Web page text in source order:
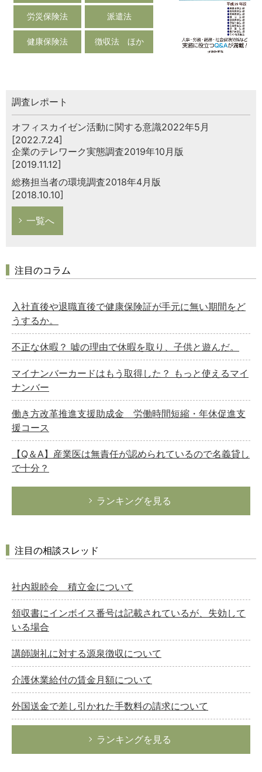
労災保険法 派遣法
健康保険法 徴収法 ほか
調査レポート
オフィスカイゼン活動に関する意識2022年5月
[2022.7.24]
企業のテレワーク実態調査2019年10月版
[2019.11.12]
総務担当者の環境調査2018年4月版
[2018.10.10]
一覧へ
注目のコラム
入社直後や退職直後で健康保険証が手元に無い期間をど
うするか。
不正な休暇？ 嘘の理由で休暇を取り、子供と遊んだ。
マイナンバーカードはもう取得した？ もっと使えるマイ
ナンバー
働き方改革推進支援助成金 労働時間短縮・年休促進支
援コース
【Q＆A】産業医は無責任が認められているので名義貸し
で十分？
ランキングを見る
注目の相談スレッド
社内親睦会 積立金について
領収書にインボイス番号は記載されているが、失効して
いる場合
講師謝礼に対する源泉徴収について
介護休業給付の賃金月額について
外国送金で差し引かれた手数料の請求について
ランキングを見る